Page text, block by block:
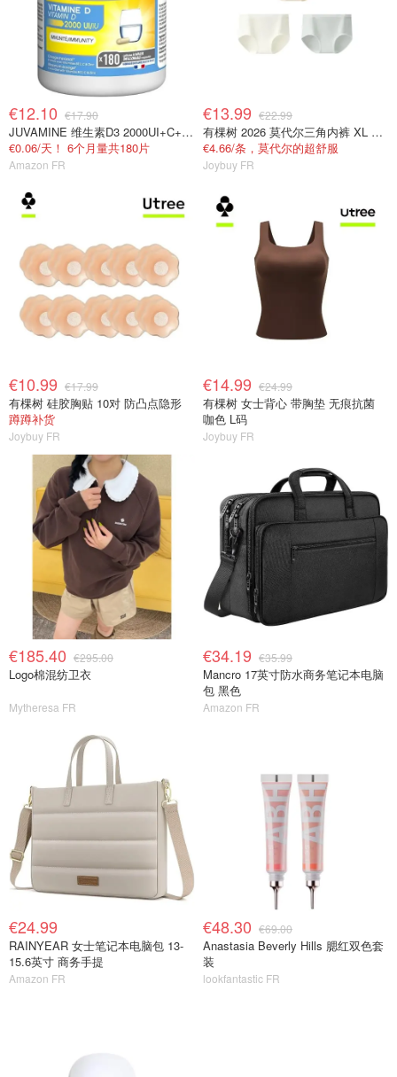
€12.10 €17.90
JUVAMINE 维生素D3 2000UI+C+B+锌 免疫抗疲劳
€0.06/天！ 6个月量共180片
Amazon FR
€13.99 €22.99
有棵树 2026 莫代尔三角内裤 XL 女士抗菌
€4.66/条，莫代尔的超舒服
Joybuy FR
€10.99 €17.99
有棵树 硅胶胸贴 10对 防凸点隐形
蹲蹲补货
Joybuy FR
€14.99 €24.99
有棵树 女士背心 带胸垫 无痕抗菌
咖色 L码
Joybuy FR
€185.40 €295.00
Logo棉混纺卫衣
Mytheresa FR
€34.19 €35.99
Mancro 17英寸防水商务笔记本电脑
包 黑色
Amazon FR
€24.99
RAINYEAR 女士笔记本电脑包 13-
15.6英寸 商务手提
Amazon FR
€48.30 €69.00
Anastasia Beverly Hills 腮红双色套
装
lookfantastic FR